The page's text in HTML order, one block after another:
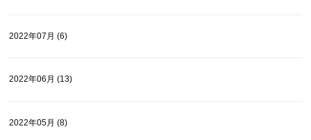
2022年07月 (6)
2022年06月 (13)
2022年05月 (8)